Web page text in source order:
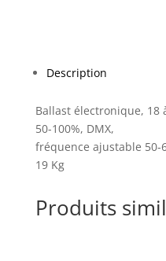
Description
Ballast électronique, 18
50-100%, DMX,
fréquence ajustable 50-
19 Kg
Produits